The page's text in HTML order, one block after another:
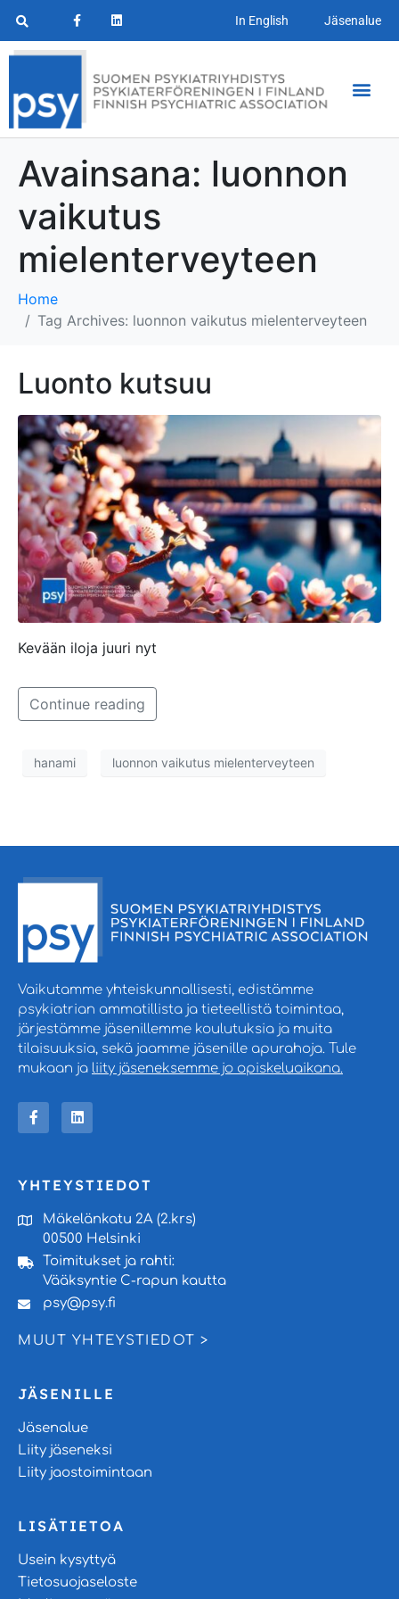
In English Jäsenalue
Avainsana: luonnon
vaikutus
mielenterveyteen
Home
Tag Archives: luonnon vaikutus mielenterveyteen
Luonto kutsuu
Kevään iloja juuri nyt
Continue reading
hanami luonnon vaikutus mielenterveyteen
Vaikutamme yhteiskunnallisesti, edistämme
psykiatrian ammatillista ja tieteellistä toimintaa,
järjestämme jäsenillemme koulutuksia ja muita
tilaisuuksia, sekä jaamme jäsenille apurahoja. Tule
mukaan ja liity jäseneksemme jo opiskeluaikana.
YHTEYSTIEDOT
Mäkelänkatu 2A (2.krs)
00500 Helsinki
Toimitukset ja rahti:
Vääksyntie C-rapun kautta
psy@psy.fi
MUUT YHTEYSTIEDOT >
JÄSENILLE
Jäsenalue
Liity jäseneksi
Liity jaostoimintaan
LISÄTIETOA
Usein kysyttyä
Tietosuojaseloste